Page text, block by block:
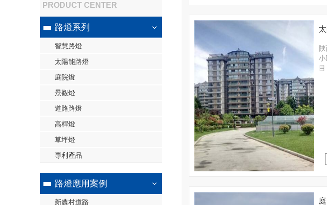
PRODUCT CENTER
路燈系列
智慧路燈
太陽能路燈
庭院燈
景觀燈
道路路燈
高桿燈
草坪燈
專利產品
路燈應用案例
新農村道路
小